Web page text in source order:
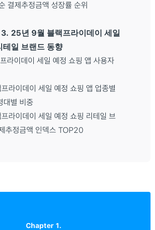
결제추정금액 성장률 순위
25년 9월 블랙프라이데이 세일
테일 브랜드 동향
라이데이 세일 예정 쇼핑 앱 사용자
라이데이 세일 예정 쇼핑 앱 업종별
대별 비중
라이데이 세일 예정 쇼핑 리테일 브
추정금액 인덱스 TOP20
Chapter 1.